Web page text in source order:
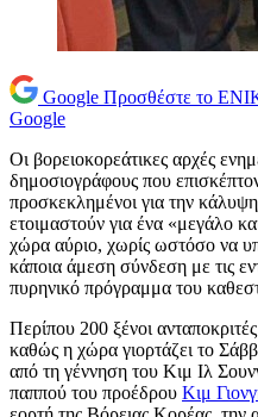
Google Προσθέστε το
Google
Οι βορειοκορεάτικες αρχές
δημοσιογράφους που
προσκεκλημένοι για την
ετοιμαστούν για ένα «μεγάλο
χώρα αύριο, χωρίς ωστόσο να
κάποια άμεση σύνδεση με τις
πυρηνικό πρόγραμμα του
Περίπου 200 ξένοι
καθώς η χώρα γιορτάζει το
από τη γέννηση του Κιμ Ιλ
παππού του προέδρου Κιμ